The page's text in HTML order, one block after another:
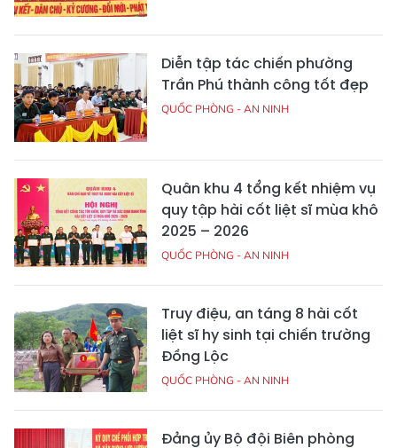
Diễn tập tác chiến phường
Trần Phú thành công tốt đẹp
QUỐC PHÒNG - AN NINH
Quân khu 4 tổng kết nhiệm vụ
quy tập hài cốt liệt sĩ mùa khô
2025 – 2026
QUỐC PHÒNG - AN NINH
Truy điệu, an táng 8 hài cốt
liệt sĩ hy sinh tại chiến trường
Đồng Lộc
QUỐC PHÒNG - AN NINH
Đảng ủy Bộ đội Biên phòng